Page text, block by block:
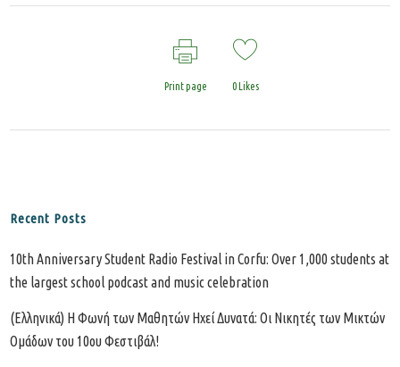
Print page 0Likes
Recent Posts
10th Anniversary Student Radio Festival in Corfu: Over 1,000 students at
the largest school podcast and music celebration
(Ελληνικά) Η Φωνή των Μαθητών Ηχεί Δυνατά: Οι Νικητές των Μικτών
Ομάδων του 10ου Φεστιβάλ!